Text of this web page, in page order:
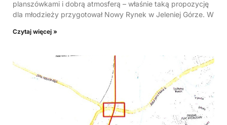
planszówkami i dobrą atmosferą – właśnie taką propozycję
dla młodzieży przygotował Nowy Rynek w Jeleniej Górze. W
Czytaj więcej »